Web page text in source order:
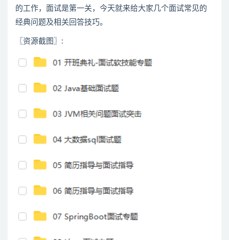
的工作，面试是第一关，今天就来给大家几个面试常见的
经典问题及相关回答技巧。
〖资源截图〗: